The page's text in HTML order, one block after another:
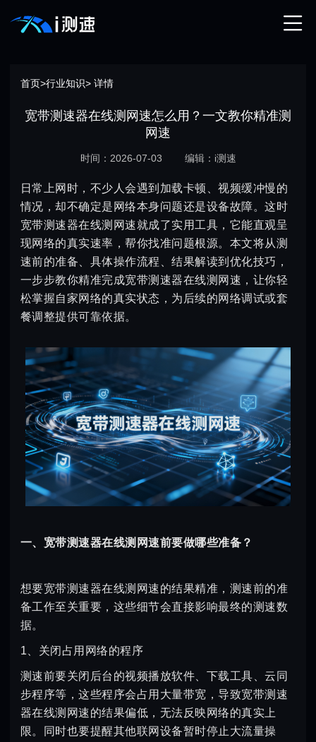
首页>行业知识> 详情
宽带测速器在线测网速怎么用？一文教你精准测
网速
时间：2026-07-03 编辑：i测速
日常上网时，不少人会遇到加载卡顿、视频缓冲慢的
情况，却不确定是网络本身问题还是设备故障。这时
宽带测速器在线测网速就成了实用工具，它能直观呈
现网络的真实速率，帮你找准问题根源。本文将从测
速前的准备、具体操作流程、结果解读到优化技巧，
一步步教你精准完成宽带测速器在线测网速，让你轻
松掌握自家网络的真实状态，为后续的网络调试或套
餐调整提供可靠依据。
一、宽带测速器在线测网速前要做哪些准备？
想要宽带测速器在线测网速的结果精准，测速前的准
备工作至关重要，这些细节会直接影响最终的测速数
据。
1、关闭占用网络的程序
测速前要关闭后台的视频播放软件、下载工具、云同
步程序等，这些程序会占用大量带宽，导致宽带测速
器在线测网速的结果偏低，无法反映网络的真实上
限。同时也要提醒其他联网设备暂时停止大流量操